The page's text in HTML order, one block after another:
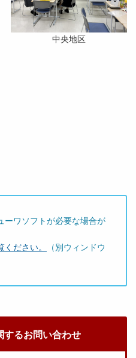
中央地区
ーワソフトが必要な場合が
ださい。
（別ウィンドウ
するお問い合わせ